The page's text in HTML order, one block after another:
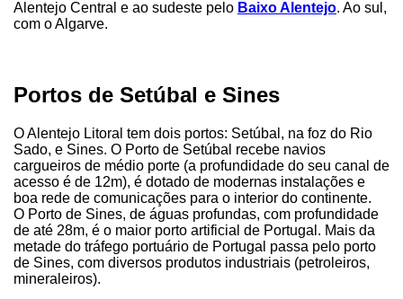
Alentejo Central e ao sudeste pelo Baixo Alentejo. Ao sul,
com o Algarve.
Portos de Setúbal e Sines
O Alentejo Litoral tem dois portos: Setúbal, na foz do Rio
Sado, e Sines. O Porto de Setúbal recebe navios
cargueiros de médio porte (a profundidade do seu canal de
acesso é de 12m), é dotado de modernas instalações e
boa rede de comunicações para o interior do continente.
O Porto de Sines, de águas profundas, com profundidade
de até 28m, é o maior porto artificial de Portugal. Mais da
metade do tráfego portuário de Portugal passa pelo porto
de Sines, com diversos produtos industriais (petroleiros,
mineraleiros).